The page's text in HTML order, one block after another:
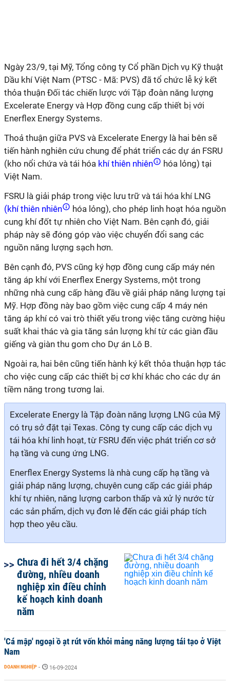
Ngày 23/9, tại Mỹ, Tổng công ty Cổ phần Dịch vụ Kỹ thuật
Dầu khí Việt Nam (PTSC - Mã: PVS) đã tổ chức ễ ký kết
thỏa thuận Đối tác chiến lược với Tập đoàn năng lượng
Excelerate Energy và Hợp đồng cung cấp thiết bị với
Enerflex Energy Systems.
Thoả thuận giữa PVS và Excelerate Energy là hai bên sẽ
tiến hành nghiên cứu chung để phát triển các dự án FSRU
(kho nổi chứa và tái hóa khí thiên nhiên
hóa lỏng) tại
Việt Nam.
FSRU là giải pháp trong việc lưu trữ và tái hóa khí LNG
(khí thiên nhiên
hóa lỏng), cho phép linh hoạt hóa nguồn
cung khí đốt tự nhiên cho Việt Nam. Bên cạnh đó, giải
pháp này sẽ đóng góp vào việc chuyển đổi sang các
nguồn năng lượng sạch hơn.
Bên cạnh đó, PVS cũng ký hợp đồng cung cấp máy nén
tăng áp khí với Enerflex Energy Systems, một trong
những nhà cung cấp hàng đầu về giải pháp năng lượng tại
Mỹ. Hợp đồng này bao gồm việc cung cấp 4 máy nén
tăng áp khí có vai trò thiết yếu trong việc tăng cường hiệu
suất khai thác và gia tăng sản lượng khí từ các giàn đầu
giếng và giàn thu gom cho Dự án Lô B.
Ngoài ra, hai bên cũng tiến hành ký kết thỏa thuận hợp tác
cho việc cung cấp các thiết bị cơ khí khác cho các dự án
tiềm năng trong tương lai.
Excelerate Energy là Tập đoàn năng lượng LNG của Mỹ
có trụ sở đặt tại Texas. Công ty cung cấp các dịch vụ
tái hóa khí linh hoạt, từ FSRU đến việc phát triển cơ sở
hạ tầng và cung ứng LNG.
Enerflex Energy Systems là nhà cung cấp hạ tầng và
giải pháp năng lượng, chuyên cung cấp các giải pháp
khí tự nhiên, năng lượng carbon thấp và xử lý nước từ
các sản phẩm, dịch vụ đơn lẻ đến các giải pháp tích
hợp theo yêu cầu.
Chưa đi hết 3/4 chặng
đường, nhiều doanh
nghiệp xin điều chỉnh
kế hoạch kinh doanh
năm
'Cá mập' ngoại ồ ạt rút vốn khỏi mảng năng lượng tái tạo ở Việt
Nam
DOANH NGHIỆP - 16-09-2024